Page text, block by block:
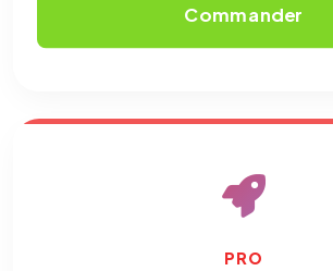
Commander
PRO